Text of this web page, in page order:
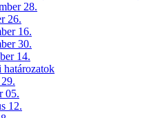
28.
26.
16.
30.
14.
határozatok
05.
12.